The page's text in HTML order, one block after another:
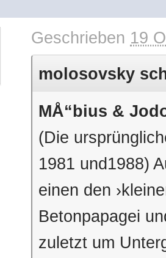
Geschrieben 19
molosovsky
MÅ“bius &
(Die
1981 und1988)
einen den
Betonpapagei
zuletzt um